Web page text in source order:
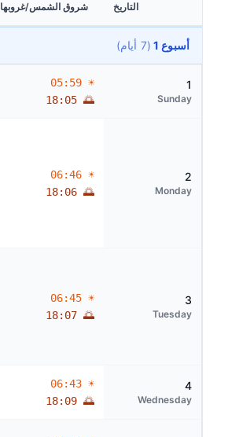
التاريخ شروق الشمس/غروبها
أسبوع 1 (7 أيام)
1
Sunday
☀ 05:59
🌅 18:05
2
Monday
☀ 06:46
🌅 18:06
3
Tuesday
☀ 06:45
🌅 18:07
4
Wednesday
☀ 06:43
🌅 18:09